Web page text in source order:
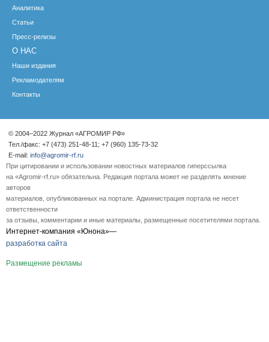
Аналитика
Статьи
Пресс-релизы
О НАС
Наши издания
Рекламодателям
Контакты
© 2004–2022 Журнал «АГРОМИР РФ»
Тел./факс: +7 (473) 251-48-11; +7 (960) 135-73-32
E-mail: info@agromir-rf.ru
При цитировании и использовании новостных материалов гиперссылка
на «Agromir-rf.ru» обязательна. Редакция портала может не разделять мнение
авторов
материалов, опубликованных на портале. Администрация портала не несет
ответственности
за отзывы, комментарии и иные материалы, размещенные посетителями портала.
Интернет-компания «Юнона»—
разработка сайта
Размещение рекламы